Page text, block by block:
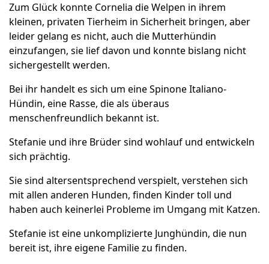
Zum Glück konnte Cornelia die Welpen in ihrem
kleinen, privaten Tierheim in Sicherheit bringen, aber
leider gelang es nicht, auch die Mutterhündin
einzufangen, sie lief davon und konnte bislang nicht
sichergestellt werden.
Bei ihr handelt es sich um eine Spinone Italiano-
Hündin, eine Rasse, die als überaus
menschenfreundlich bekannt ist.
Stefanie und ihre Brüder sind wohlauf und entwickeln
sich prächtig.
Sie sind altersentsprechend verspielt, verstehen sich
mit allen anderen Hunden, finden Kinder toll und
haben auch keinerlei Probleme im Umgang mit Katzen.
Stefanie ist eine unkomplizierte Junghündin, die nun
bereit ist, ihre eigene Familie zu finden.